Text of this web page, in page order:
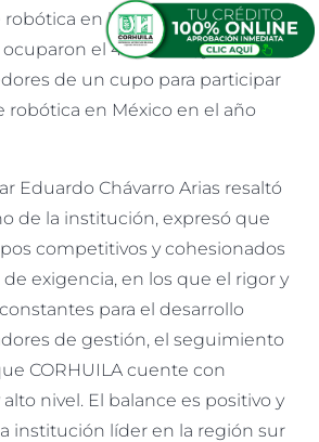
en la ciudad de
el 4° puesto, y se
de un cupo para participar
robótica en México en el año
Eduardo Chávarro Arias resaltó
de la institución, expresó que
competitivos y cohesionados
exigencia, en los que el rigor y
para el desarrollo
de gestión, el seguimiento
CORHUILA cuente con
nivel. El balance es positivo y
institución líder en la región sur